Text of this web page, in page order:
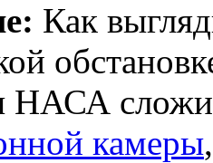
Как
НАСА
камеры